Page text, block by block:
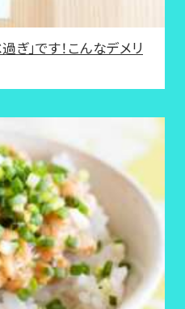
ぎ」です！こんなデメリ